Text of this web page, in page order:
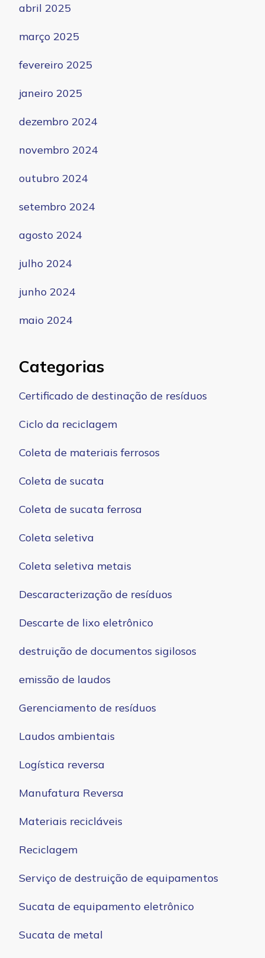
abril 2025
março 2025
fevereiro 2025
janeiro 2025
dezembro 2024
novembro 2024
outubro 2024
setembro 2024
agosto 2024
julho 2024
junho 2024
maio 2024
Categorias
Certificado de destinação de resíduos
Ciclo da reciclagem
Coleta de materiais ferrosos
Coleta de sucata
Coleta de sucata ferrosa
Coleta seletiva
Coleta seletiva metais
Descaracterização de resíduos
Descarte de lixo eletrônico
destruição de documentos sigilosos
emissão de laudos
Gerenciamento de resíduos
Laudos ambientais
Logística reversa
Manufatura Reversa
Materiais recicláveis
Reciclagem
Serviço de destruição de equipamentos
Sucata de equipamento eletrônico
Sucata de metal